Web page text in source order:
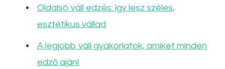
Oldalsó váll edzés: így lesz széles,
esztétikus vállad
A legjobb váll gyakorlatok, amiket minden
edző ajánl